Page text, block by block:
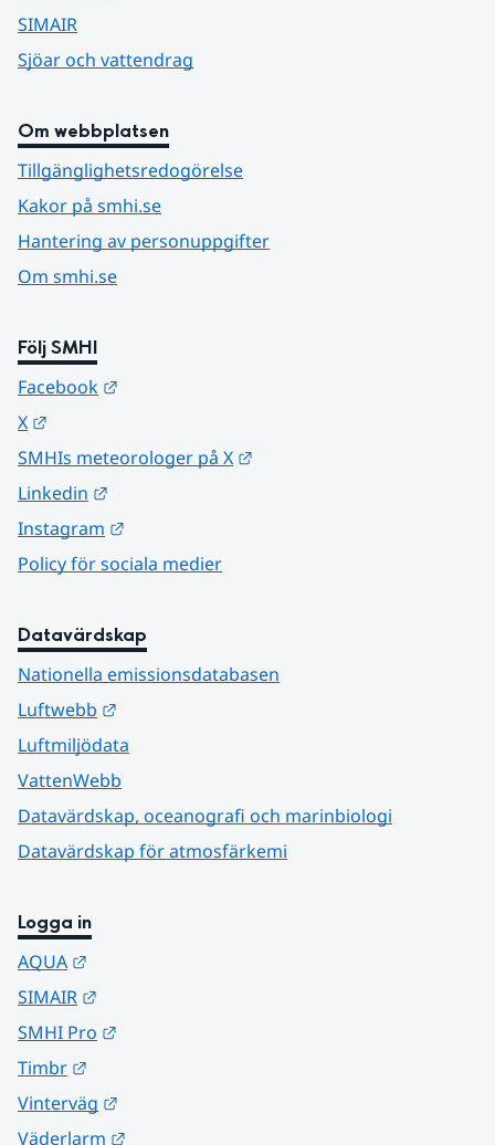
SIMAIR
Sjöar och vattendrag
Om webbplatsen
Tillgänglighetsredogörelse
Kakor på smhi.se
Hantering av personuppgifter
Om smhi.se
Följ SMHI
Facebook
X
SMHIs meteorologer på X
Linkedin
Instagram
Policy för sociala medier
Datavärdskap
Nationella emissionsdatabasen
Luftwebb
Luftmiljödata
VattenWebb
Datavärdskap, oceanografi och marinbiologi
Datavärdskap för atmosfärkemi
Logga in
AQUA
SIMAIR
SMHI Pro
Timbr
Vinterväg
Väderlarm